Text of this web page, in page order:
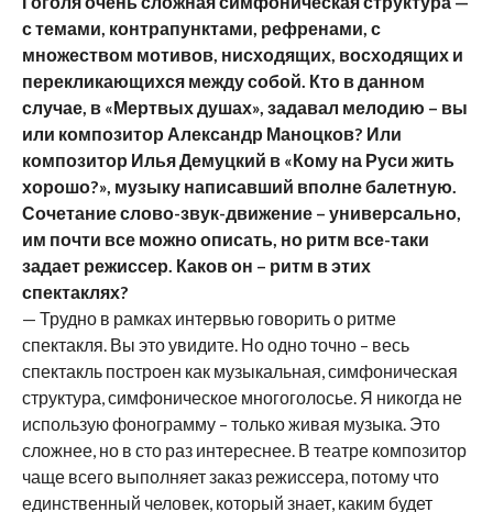
с темами, контрапунктами, рефренами, с
множеством мотивов, нисходящих, восходящих и
перекликающихся между собой. Кто в данном
случае, в «Мертвых душах», задавал мелодию – вы
или композитор Александр Маноцков? Или
композитор Илья Демуцкий в «Кому на Руси жить
хорошо?», музыку написавший вполне балетную.
Сочетание слово-звук-движение – универсально,
им почти все можно описать, но ритм все-таки
задает режиссер. Каков он – ритм в этих
спектаклях?
— Трудно в рамках интервью говорить о ритме
спектакля. Вы это увидите. Но одно точно – весь
спектакль построен как музыкальная, симфоническая
структура, симфоническое многоголосье. Я никогда не
использую фонограмму – только живая музыка. Это
сложнее, но в сто раз интереснее. В театре композитор
чаще всего выполняет заказ режиссера, потому что
единственный человек, который знает, каким будет